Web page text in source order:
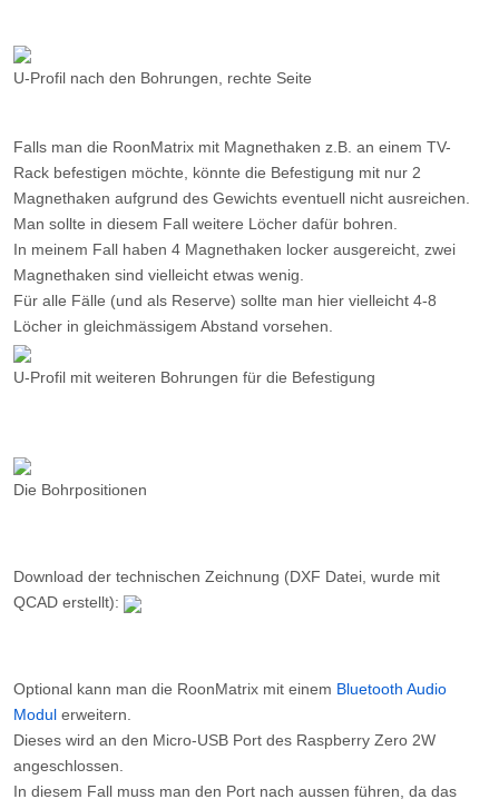
U-Profil nach den Bohrungen, rechte Seite
Falls man die RoonMatrix mit Magnethaken z.B. an einem TV-
Rack befestigen möchte, könnte die Befestigung mit nur 2
Magnethaken aufgrund des Gewichts eventuell nicht ausreichen.
Man sollte in diesem Fall weitere Löcher dafür bohren.
In meinem Fall haben 4 Magnethaken locker ausgereicht, zwei
Magnethaken sind vielleicht etwas wenig.
Für alle Fälle (und als Reserve) sollte man hier vielleicht 4-8
Löcher in gleichmässigem Abstand vorsehen.
U-Profil mit weiteren Bohrungen für die Befestigung
Die Bohrpositionen
Download der technischen Zeichnung (DXF Datei, wurde mit
QCAD erstellt):
Optional kann man die RoonMatrix mit einem Bluetooth Audio
Modul erweitern.
Dieses wird an den Micro-USB Port des Raspberry Zero 2W
angeschlossen.
In diesem Fall muss man den Port nach aussen führen, da das